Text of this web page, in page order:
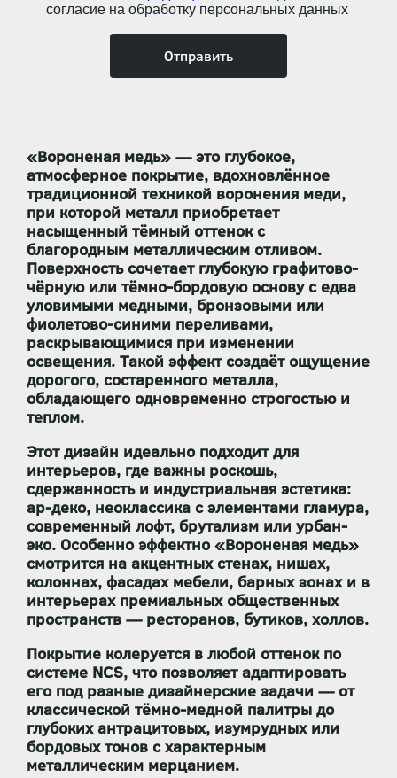
согласие на обработку персональных данных
«Вороненая медь» — это глубокое,
атмосферное покрытие, вдохновлённое
традиционной техникой воронения меди,
при которой металл приобретает
насыщенный тёмный оттенок с
благородным металлическим отливом.
Поверхность сочетает глубокую графитово-
чёрную или тёмно-бордовую основус едва
уловимыми медными, бронзовыми или
фиолетово-синими переливами,
раскрывающимися при изменении
освещения. Такой эффект создаёт ощущение
дорогого, состаренного металла,
обладающего одновременно строгостью и
теплом.
Этот дизайн идеально подходит для
интерьеров, где важны роскошь,
сдержанность и индустриальная эстетика:
ар-деко, неоклассика с элементами гламура,
современный лофт, брутализм или урбан-
эко. Особенно эффектно «Вороненая медь»
смотрится на акцентных стенах, нишах,
колоннах, фасадах мебели, барных зонах и в
интерьерах премиальных общественных
пространств — ресторанов, бутиков, холлов.
Покрытие колеруется в любой оттенок по
системе NCS, что позволяет адаптировать
его под разные дизайнерские задачи — от
классической тёмно-медной палитры до
глубоких антрацитовых, изумрудных или
бордовых тонов с характерным
металлическим мерцанием.